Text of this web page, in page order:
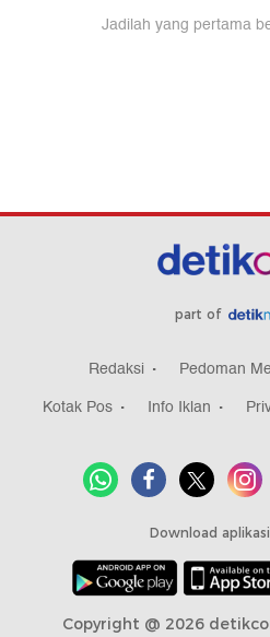
part of
Redaksi Pedoman
Kotak Pos
Info Iklan
Download
Copyright @ 2026